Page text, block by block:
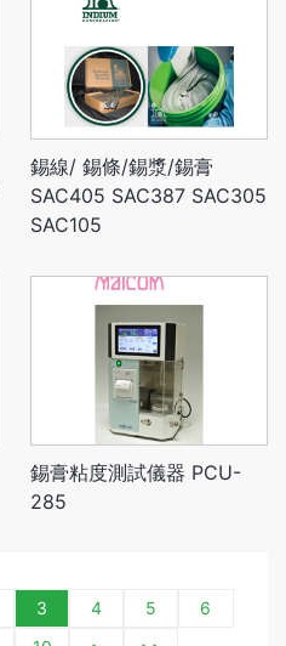
錫線/ 錫條/錫漿/錫膏
SAC405 SAC387 SAC305
SAC105
錫膏粘度測試儀器 PCU-
285
3 4 5
6